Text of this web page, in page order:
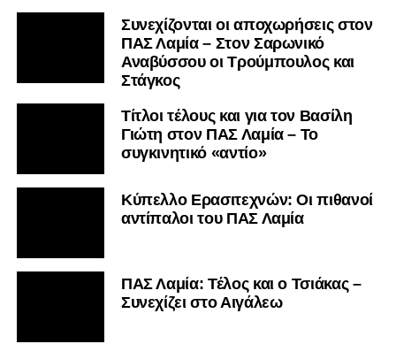
Συνεχίζονται οι αποχωρήσεις στον
ΠΑΣ Λαμία – Στον Σαρωνικό
Αναβύσσου οι Τρούμπουλος και
Στάγκος
Τίτλοι τέλους και για τον Βασίλη
Γιώτη στον ΠΑΣ Λαμία – Το
συγκινητικό «αντίο»
Κύπελλο Ερασιτεχνών: Οι πιθανοί
αντίπαλοι του ΠΑΣ Λαμία
ΠΑΣ Λαμία: Τέλος και ο Τσιάκας –
Συνεχίζει στο Αιγάλεω